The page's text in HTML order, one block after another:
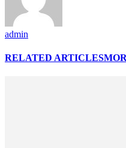
admin
RELATED ARTICLES